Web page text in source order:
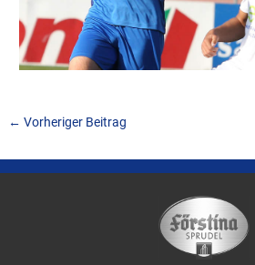
← Vorheriger Beitrag